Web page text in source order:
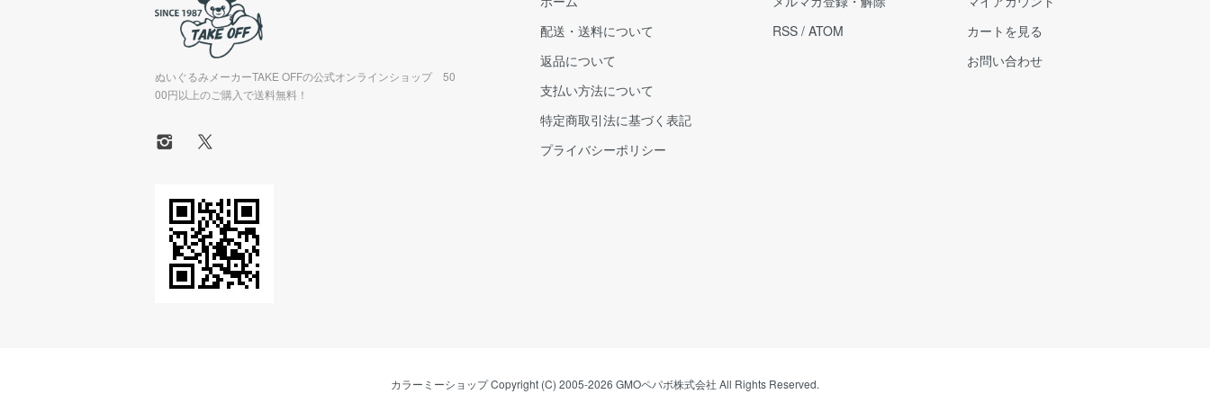
ぬいぐるみメーカーTAKE OFFの公式オンラインショップ 50
00円以上のご購入で送料無料！
配送・送料について
返品について
支払い方法について
特定商取引法に基づく表記
プライバシーポリシー
RSS / ATOM
カートを見る
お問い合わせ
カラーミーショップCopyright (C) 2005-2026 GMOペパボ株式会社 All Rights Reserved.